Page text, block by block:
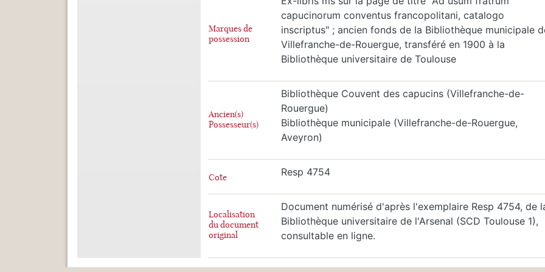
Marques de
possession
capucinorum conventus francopolitani, catalogo
inscriptus" ; ancien fonds de la Bibliothèque municipale
Villefranche-de-Rouergue, transféré en 1900 à la
Bibliothèque universitaire de Toulouse
Ancien(s)
Possesseur(s)
Bibliothèque Couvent des capucins (Villefranche-de-
Rouergue)
Bibliothèque municipale (Villefranche-de-Rouergue,
Aveyron)
Cote Resp 4754
Localisation
du document
original
Document numérisé d'après l'exemplaire Resp 4754, de
Bibliothèque universitaire de l'Arsenal (SCD Toulouse 1),
consultable en ligne.